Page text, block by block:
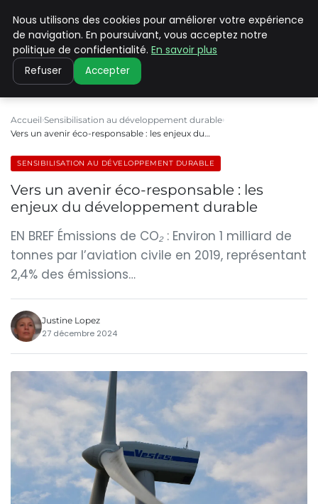
CLIMATE C ADVANCED
Accueil Sensibilisation au développement durable
Vers un avenir éco-responsable : les enjeux du…
SENSIBILISATION AU DÉVELOPPEMENT DURABLE
Vers un avenir éco-responsable : les
enjeux du développement durable
EN BREF Émissions de CO₂ : Environ 1 milliard de
tonnes par l’aviation civile en 2019, représentant
2,4% des émissions…
Justine Lopez
27 décembre 2024
Nous utilisons des cookies pour améliorer votre expérience
de navigation. En poursuivant, vous acceptez notre
politique de confidentialité. En savoir plus
Refuser Accepter